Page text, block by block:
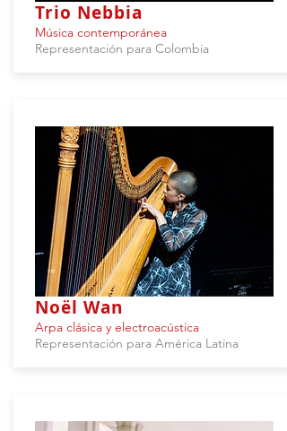
Trio Nebbia
Música contemporánea
Representación para Colombia
Noël Wan
Arpa clásica y electroacústica
Representación para América Latina